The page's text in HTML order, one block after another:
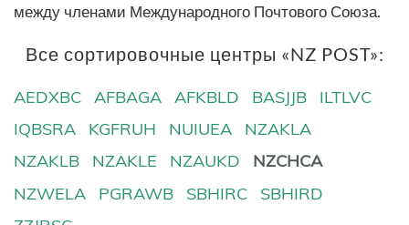
между членами Международного Почтового Союза.
Все сортировочные центры «NZ POST»:
AEDXBC AFBAGA AFKBLD BASJJB
ILTLVC
IQBSRA
KGFRUH NUIUEA
NZAKLA
NZAKLB
NZAKLE NZAUKD
NZCHCA
NZWELA
PGRAWB SBHIRC
SBHIRD